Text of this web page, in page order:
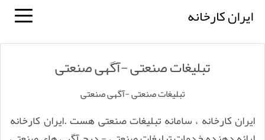
ایران کارخانه
تبلیغات صنعتی -آگهی صنعتی
تبلیغات صنعتی -آگهی صنعتی
ایران کارخانه ، سامانه تبلیغات صنعتی هست .ایران کارخانه